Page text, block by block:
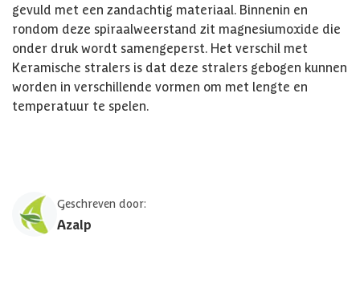
gevuld met een zandachtig materiaal. Binnenin en
rondom deze spiraalweerstand zit magnesiumoxide die
onder druk wordt samengeperst. Het verschil met
Keramische stralers is dat deze stralers gebogen kunnen
worden in verschillende vormen om met lengte en
temperatuur te spelen.
Geschreven door:
Azalp